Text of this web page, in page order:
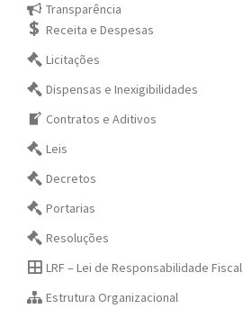
Transparência
Receita e Despesas
Licitações
Dispensas e Inexigibilidades
Contratos e Aditivos
Leis
Decretos
Portarias
Resoluções
LRF – Lei de Responsabilidade Fiscal
Estrutura Organizacional